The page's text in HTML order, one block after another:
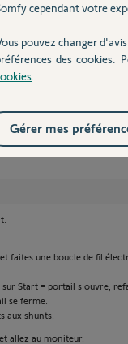
installées et ne prévoyais
(merci en tous cas).
faites une boucle de fil
Start = portail s'ouvre,
se ferme.
aux shunts.
allez au moniteur.
cependant votre
pouvez changer
des cookies.
Gérer mes